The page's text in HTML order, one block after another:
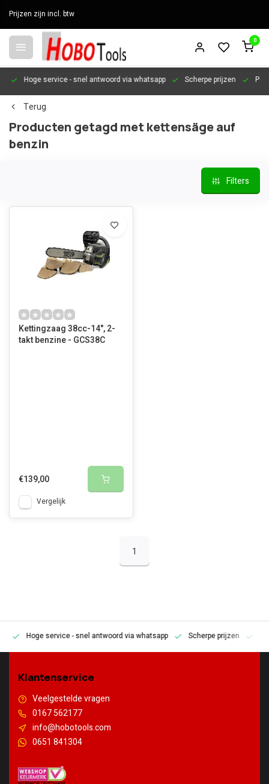
Prijzen zijn incl. btw
0
Hoge service- snel antwoord via whatsapp Scherpe prijzen
Terug
Producten getagd met kettensäge auf
benzin
Filters
Kettingzaag 38cc-14", 2-
takt benzine - GCS38C
€139,00
Vergelijk
1
Hoge service- snel antwoord via whatsapp Scherpe prijzen
Klantenservice
Veelgestelde vragen
0167 562177
info@hobotools.com
0651 841304